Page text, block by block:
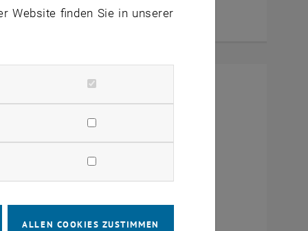
Website finden Sie in unserer
ALLEN COOKIES ZUSTIMMEN